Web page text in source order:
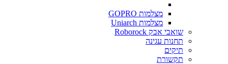
מצלמות GOPRO
מצלמות Uniarch
שואבי אבק Roborock
תחנות עגינה
תיקים
תקשורת